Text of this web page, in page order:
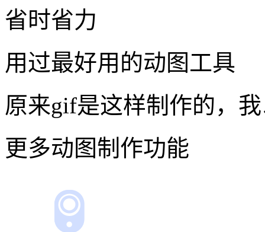
省时省力
用过最好用的动图工具
原来gif是这样制作的，
更多动图制作功能